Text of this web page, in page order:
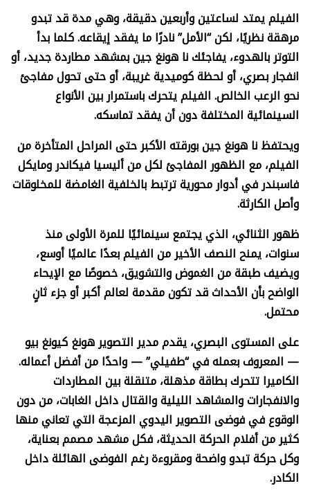
الفيلم يمتد لساعتين وأربعين دقيقة، وهي مدة قد تبدو
مرهقة نظريًا، لكن “الأمل” نادرًا ما يفقد إيقاعه. كلما بدأ
التوتر بالهدوء، يفاجئك نا هونغ جين بمشهد مطاردة جديد، أو
انفجار بصري، أو لحظة كوميدية غريبة، أو حتى تحول مفاجئ
نحو الرعب الخالص. الفيلم يتحرك باستمرار بين الأنواع
السينمائية المختلفة دون أن يفقد تماسكه.
ويحتفظ نا هونغ جين بورقته الأكبر حتى المراحل المتأخرة من
الفيلم، مع الظهور المفاجئ لكل من أليسيا فيكاندر ومايكل
فاسبندر في أدوار محورية ترتبط بالخلفية الغامضة للمخلوقات
وأصل الكارثة.
ظهور الثنائي، الذي يجتمع سينمائيًا للمرة الأولى منذ
سنوات، يمنح النصف الأخير من الفيلم بعدًا عالميًا أوسع،
ويضيف طبقة من الغموض والتشويق، خصوصًا مع الإيحاء
الواضح بأن الأحداث قد تكون مقدمة لعالم أكبر أو جزء ثانٍ
محتمل.
على المستوى البصري، يقدم مدير التصوير هونغ كيونغ بيو
— المعروف بعمله في “طفيلي” — واحدًا من أفضل أعماله.
الكاميرا تتحرك بطاقة مذهلة، متنقلة بين المطاردات
والانفجارات والمشاهد الليلية والقتال داخل الغابات، من دون
الوقوع في فوضى التصوير اليدوي المزعجة التي تعاني منها
كثير من أفلام الحركة الحديثة، فكل مشهد مصمم بعناية،
وكل حركة تبدو واضحة ومقروءة رغم الفوضى الهائلة داخل
الكادر.